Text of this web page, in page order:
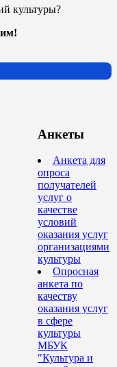
культуры?
Анкеты
Анкета для
опроса
получателей
услуг о
качестве
условий
оказания услуг
организациями
культуры
Опросная
анкета по
качеству
оказания услуг
в сфере
культуры
МБУК
"Культура и